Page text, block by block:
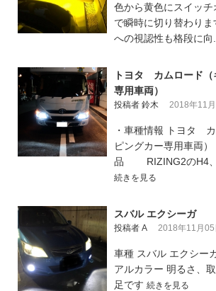
色から黄色にスイッ
で瞬時に切り替わり
への視認性も格段に向..
トヨタ カムロード（
専用車両）
投稿者 鈴木 2018年11
・車種情報 トヨタ
ピングカー専用車両
品 RIZING2のH4、
続きを見る
スバル エクシーガ
投稿者 A 2018年11月05
車種 スバル エクシー
アルカラー 明るさ、
足です 続きを見る